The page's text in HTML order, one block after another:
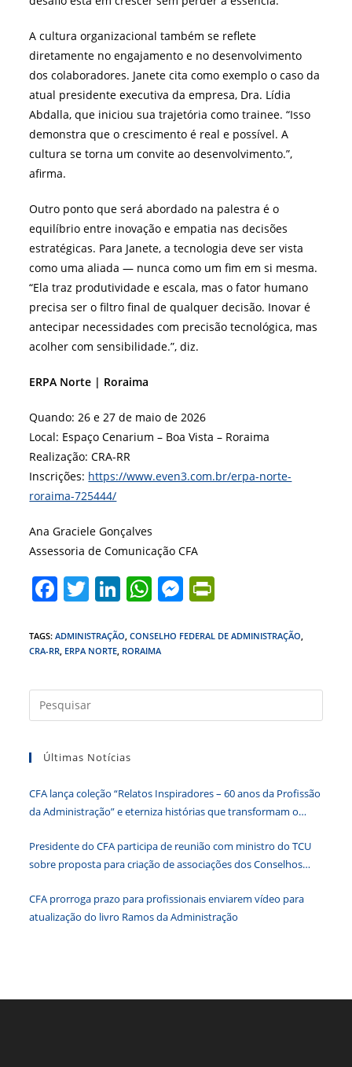
A cultura organizacional também se reflete
diretamente no engajamento e no desenvolvimento
dos colaboradores. Janete cita como exemplo o caso da
atual presidente executiva da empresa, Dra. Lídia
Abdalla, que iniciou sua trajetória como trainee. “Isso
demonstra que o crescimento é real e possível. A
cultura se torna um convite ao desenvolvimento.”,
afirma.
Outro ponto que será abordado na palestra é o
equilíbrio entre inovação e empatia nas decisões
estratégicas. Para Janete, a tecnologia deve ser vista
como uma aliada — nunca como um fim em si mesma.
“Ela traz produtividade e escala, mas o fator humano
precisa ser o filtro final de qualquer decisão. Inovar é
antecipar necessidades com precisão tecnológica, mas
acolher com sensibilidade.”, diz.
ERPA Norte | Roraima
Quando: 26 e 27 de maio de 2026
Local: Espaço Cenarium – Boa Vista – Roraima
Realização: CRA-RR
Inscrições: https://www.even3.com.br/erpa-norte-
roraima-725444/
Ana Graciele Gonçalves
Assessoria de Comunicação CFA
F
c
e
b
o
k
T
itt
er
Li
k
e
dI
n
W
at
s
A
p
M
ss
n
g
tF
e
n
TAGS:ADMINISTRAÇÃO CONSELHO FEDERAL DE ADMINISTRAÇÃO
CRA-RR ERPA NORTE RORAIMA
a
Últimas Notícias
CFA lança coleção “Relatos Inspiradores – 60 anos da Profissão
da Administração” e eterniza histórias que transformam o
Presidente do CFA participa de reunião com ministro do TCU
sobre proposta para criação de associações dos Conselhos
CFA prorroga prazo para profissionais enviarem vídeo para
atualização do livro Ramos da Administração